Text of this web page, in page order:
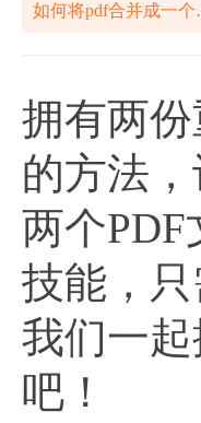
如何
拥有两
的方法
两个
技能，
我们一
吧！